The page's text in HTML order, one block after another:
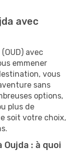
avec
avec
emmener
vous
sans
options,
plus de
soit votre choix,
: à quoi